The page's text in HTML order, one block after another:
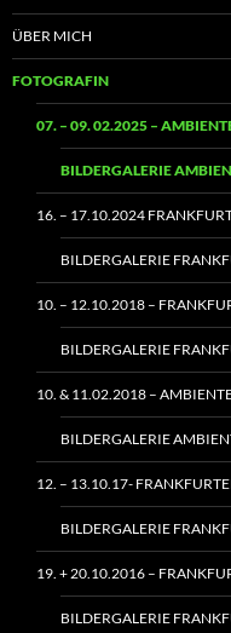
ÜBER MICH
FOTOGRAFIN
07. – 09. 02.2025 –
BILDERGALERIE
16. – 17.10.2024
BILDERGALERIE
10. – 12.10.2018 –
BILDERGALERIE
10. & 11.02.2018 –
BILDERGALERIE
12. – 13.10.17-
BILDERGALERIE
19. + 20.10.2016 –
BILDERGALERIE